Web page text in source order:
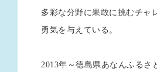
多彩な分野に果敢に挑むチャ
勇気を与えている。
2013年～徳島県あなんふるさ